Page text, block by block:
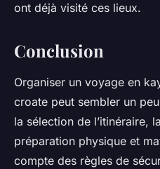
ont déjà visité ces lieux.
Conclusion
Organiser un voyage en
croate peut sembler un
la sélection de l’itinéraire,
préparation physique et
compte des règles de